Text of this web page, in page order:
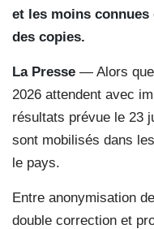
et les moins connues
des copies.
La Presse — Alors
2026 attendent avec
résultats prévue le 23
sont mobilisés dans
le pays.
Entre anonymisation
double correction et